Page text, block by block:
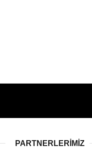
PARTNERLERIMIZ